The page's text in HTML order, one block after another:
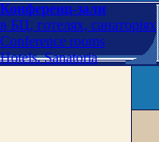
Конференц-зали
в БЦ, готелях, санаторіях
Conference rooms
Hotels. Sanatoria